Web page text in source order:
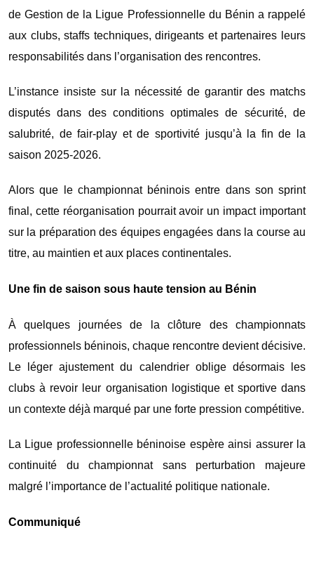
de Gestion de la Ligue Professionnelle du Bénin a rappelé
aux clubs, staffs techniques, dirigeants et partenaires leurs
responsabilités dans l’organisation des rencontres.
L’instance insiste sur la nécessité de garantir des matchs
disputés dans des conditions optimales de sécurité, de
salubrité, de fair-play et de sportivité jusqu’à la fin de la
saison 2025-2026.
Alors que le championnat béninois entre dans son sprint
final, cette réorganisation pourrait avoir un impact important
sur la préparation des équipes engagées dans la course au
titre, au maintien et aux places continentales.
Une fin de saison sous haute tension au Bénin
À quelques journées de la clôture des championnats
professionnels béninois, chaque rencontre devient décisive.
Le léger ajustement du calendrier oblige désormais les
clubs à revoir leur organisation logistique et sportive dans
un contexte déjà marqué par une forte pression compétitive.
La Ligue professionnelle béninoise espère ainsi assurer la
continuité du championnat sans perturbation majeure
malgré l’importance de l’actualité politique nationale.
Communiqué